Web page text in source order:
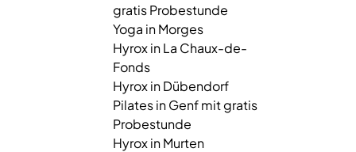
gratis Probestunde
Yoga in Morges
Hyrox in La Chaux-de-
Fonds
Hyrox in Dübendorf
Pilates in Genf mit gratis
Probestunde
Hyrox in Murten